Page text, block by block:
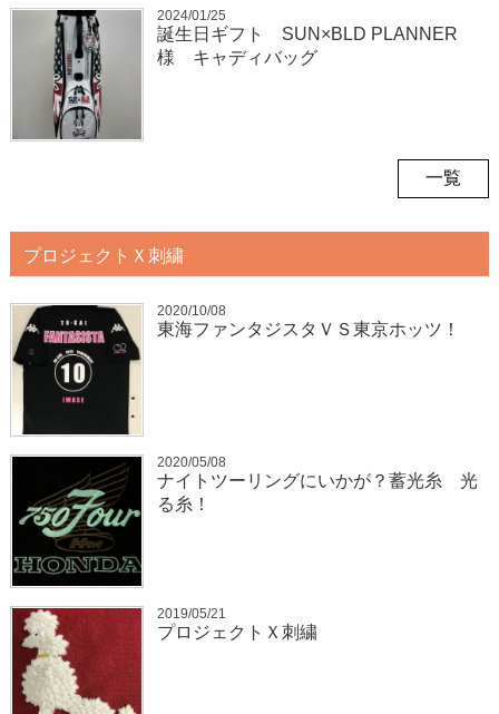
2024/01/25
誕生日ギフト SUN×BLD PLANNER
様 キャディバッグ
一覧
プロジェクトＸ刺繍
2020/10/08
東海ファンタジスタＶＳ東京ホッツ！
2020/05/08
ナイトツーリングにいかが？蓄光糸 光
る糸！
2019/05/21
プロジェクトＸ刺繍